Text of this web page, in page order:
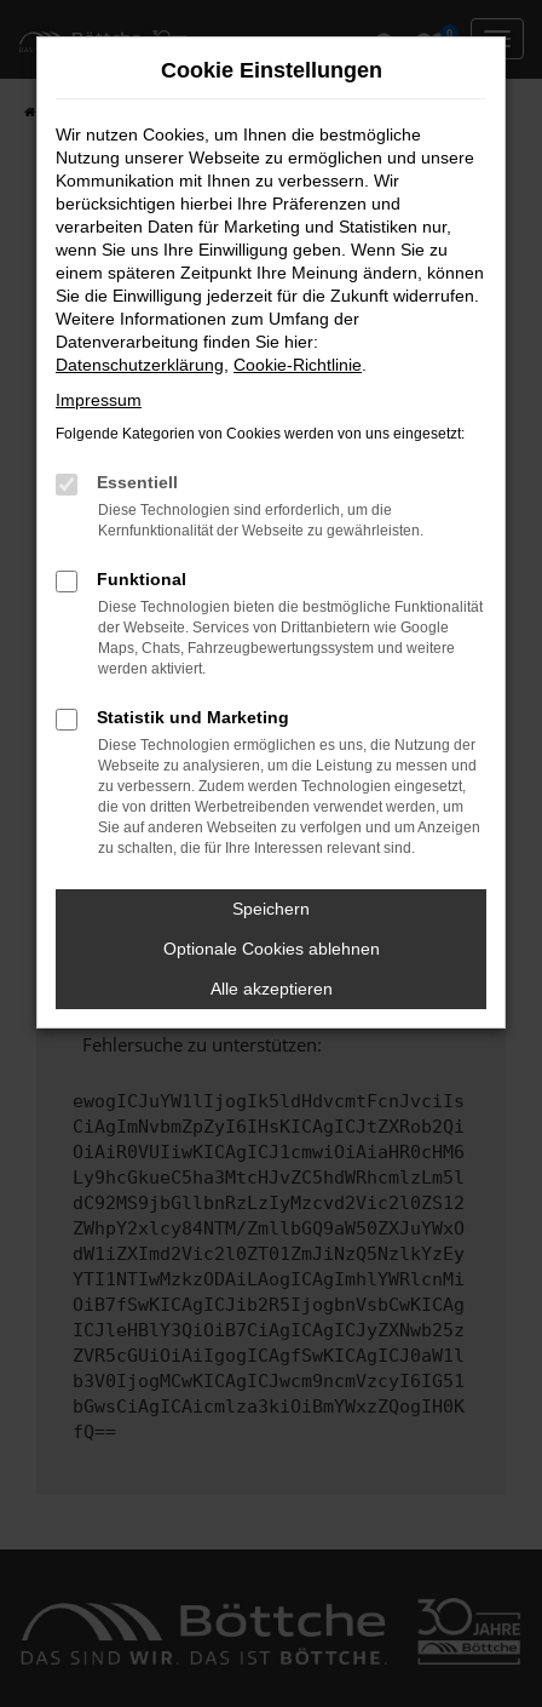
Zum
springen
0
Fehler: Network Error
Beim Laden ist ein Fehler aufgetreten.
Hier sind ein paar Tipps, die dir helfen können:
Überprüfe deine Firewall und deine
Internetverbindung.
Laden andere Webseiten, zum Beispiel deine
Manche Erweiterungen, wie Werbeblocker,
können das Laden bestimmter Seiten
verhindern. Funktioniert die Seite in einem
Fenster?
Starte dein Gerät neu.
Das kann manchmal helfen, vorübergehende
Probleme zu beheben.
Stelle sicher, dass dein Browser und dein
Betriebssystem auf dem neuesten Stand
sind.
Veraltete Software birgt nicht nur ein
Sicherheitsrisiko, sondern kann auch dazu
führen, dass bestimmte Funktionen nicht mehr
Wende dich an den Webseitenbetreiber.
Wenn du alle oben genannten Schritte versucht
hast, kontaktiere uns bitte. Wir werden
versuchen, das Problem zu beheben. Du kannst
uns diesen Text schicken, um uns bei der
Fehlersuche zu unterstützen:
ewogICJuYW1lIjogIk5ldHdvcmtFcnJvciIs
CiAgImNvbmZpZyI6IHsKICAgICJtZXRob2Qi
OiAiR0VUIiwKICAgICJ1cmwiOiAiaHR0cHM6
Ly9hcGkueC5ha3MtcHJvZC5hdWRhcmlzLm5l
dC92MS9jbGllbnRzLzIyMzcvd2Vic2l0ZS12
ZWhpY2xlcy84NTM/ZmllbGQ9aW50ZXJuYWxO
dW1iZXImd2Vic2l0ZT01ZmJiNzQ5NzlkYzEy
YTI1NTIwMzkzODAiLAogICAgImhlYWRlcnMi
OiB7fSwKICAgICJib2R5IjogbnVsbCwKICAg
ICJleHBlY3QiOiB7CiAgICAgICJyZXNwb25z
ZVR5cGUiOiAiIgogICAgfSwKICAgICJ0aW1l
b3V0IjogMCwKICAgICJwcm9ncmVzcyI6IG51
bGwsCiAgICAicmlza3kiOiBmYWxzZQogIH0K
fQ==
Cookie Einstellungen
Wir nutzen Cookies, um Ihnen die bestmögliche
Nutzung unserer Webseite zu ermöglichen und unsere
Kommunikation mit Ihnen zu verbessern. Wir
berücksichtigen hierbei Ihre Präferenzen und
verarbeiten Daten für Marketing und Statistiken nur,
wenn Sie uns Ihre Einwilligung geben. Wenn Sie zu
einem späteren Zeitpunkt Ihre Meinung ändern, können
Sie die Einwilligung jederzeit für die Zukunft widerrufen.
Weitere Informationen zum Umfang der
Datenverarbeitung finden Sie hier:
Datenschutzerklärung Cookie-Richtlinie
Impressum
Folgende Kategorien von Cookies werden von uns eingesetzt:
Essentiell
Diese Technologien sind erforderlich, um die
Kernfunktionalität der Webseite zu gewährleisten.
Funktional
Diese Technologien bieten die bestmögliche Funktionalität
der Webseite. Services von Drittanbietern wie Google
Maps, Chats, Fahrzeugbewertungssystem und weitere
werden aktiviert.
Statistik und Marketing
Diese Technologien ermöglichen es uns, die Nutzung der
Webseite zu analysieren, um die Leistung zu messen und
zu verbessern. Zudem werden Technologien eingesetzt,
die von dritten Werbetreibenden verwendet werden, um
Sie auf anderen Webseiten zu verfolgen und um Anzeigen
zu schalten, die für Ihre Interessen relevant sind.
Speichern
Optionale Cookies ablehnen
Alle akzeptieren